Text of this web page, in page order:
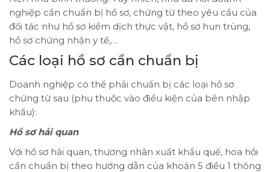
nghiệp cần chuẩn bị hồ sơ, chứng từ theo yêu cầu của
đối tác như hồ sơ kiểm dịch thực vật, hồ sơ hun trùng,
hồ sơ chứng nhận y tế,…
Các loại hồ sơ cần chuẩn bị
Doanh nghiệp có thể phải chuẩn bị các loại hồ sơ
chứng từ sau (phụ thuộc vào điều kiện của bên nhập
khẩu):
Hồ sơ hải quan
Với hồ sơ hải quan, thương nhân xuất khẩu quế, hoa hồi
cần chuẩn bị theo hướng dẫn của khoản 5 điều 1 thông